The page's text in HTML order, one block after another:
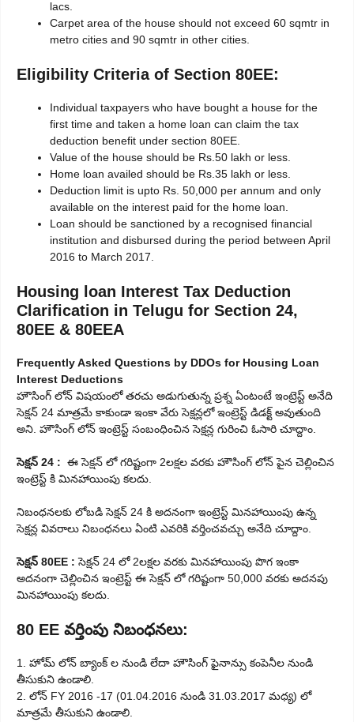
lacs.
Carpet area of the house should not exceed 60 sqmtr in
metro cities and 90 sqmtr in other cities.
Eligibility Criteria of Section 80EE:
Individual taxpayers who have bought a house for the
first time and taken a home loan can claim the tax
deduction benefit under section 80EE.
Value of the house should be Rs.50 lakh or less.
Home loan availed should be Rs.35 lakh or less.
Deduction limit is upto Rs. 50,000 per annum and only
available on the interest paid for the home loan.
Loan should be sanctioned by a recognised financial
institution and disbursed during the period between April
2016 to March 2017.
Housing loan Interest Tax Deduction
Clarification in Telugu for Section 24,
80EE & 80EEA
Frequently Asked Questions by DDOs for Housing Loan
Interest Deductions
హౌసింగ్ లోన్ విషయంలో తరచు అడుగుతున్న ప్రశ్న ఏంటంటే ఇంట్రెస్ట్ అనేది
సెక్షన్ 24 మాత్రమే కాకుండా ఇంకా వేరు సెక్షన్లలో ఇంట్రెస్ట్ డిడక్ట్ అవుతుంది
అని. హౌసింగ్ లోన్ ఇంట్రెస్ట్ సంబంధించిన సెక్షన్ల గురించి ఓసారి చూద్దాం.
సెక్షన్ 24 : ఈ సెక్షన్ లో గరిష్టంగా 2లక్షల వరకు హౌసింగ్ లోన్ పైన చెల్లించిన
ఇంట్రెస్ట్ కి మినహాయింపు కలదు.
నిబంధనలకు లోబడి సెక్షన్ 24 కి అదనంగా ఇంట్రెస్ట్ మినహాయింపు ఉన్న
సెక్షన్ల వివరాలు నిబంధనలు ఏంటి ఎవరికి వర్తించవచ్చు అనేది చూద్దాం.
సెక్షన్ 80EE : సెక్షన్ 24 లో 2లక్షల వరకు మినహాయింపు పొగ ఇంకా
అదనంగా చెల్లించిన ఇంట్రెస్ట్ ఈ సెక్షన్ లో గరిష్టంగా 50,000 వరకు అదనపు
మినహాయింపు కలదు.
80 EE వర్తింపు నిబంధనలు:
1. హోమ్ లోన్ బ్యాంక్ ల నుండి లేదా హౌసింగ్ ఫైనాన్సు కంపెనీల నుండి
తీసుకుని ఉండాలి.
2. లోన్ FY 2016 -17 (01.04.2016 నుండి 31.03.2017 మధ్య) లో
మాత్రమే తీసుకుని ఉండాలి.